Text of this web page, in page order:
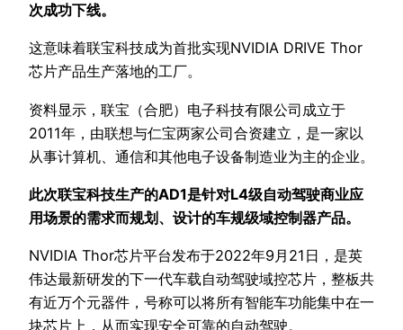
次成功下线。
这意味着联宝科技成为首批实现NVIDIA DRIVE Thor
芯片产品生产落地的工厂。
资料显示，联宝（合肥）电子科技有限公司成立于
2011年，由联想与仁宝两家公司合资建立，是一家以
从事计算机、通信和其他电子设备制造业为主的企业。
此次联宝科技生产的AD1是针对L4级自动驾驶商业应
用场景的需求而规划、设计的车规级域控制器产品。
NVIDIA Thor芯片平台发布于2022年9月21日，是英
伟达最新研发的下一代车载自动驾驶域控芯片，整板共
有近万个元器件，号称可以将所有智能车功能集中在一
块芯片上，从而实现安全可靠的自动驾驶。